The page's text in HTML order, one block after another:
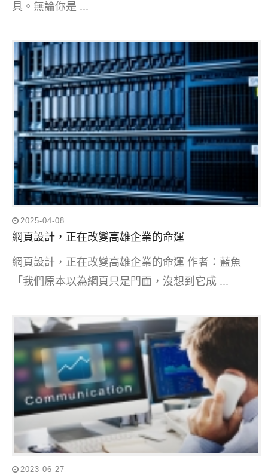
具。無論你是 ...
2025-04-08
網頁設計，正在改變高雄企業的命運
網頁設計，正在改變高雄企業的命運 作者：藍魚
「我們原本以為網頁只是門面，沒想到它成 ...
2023-06-27